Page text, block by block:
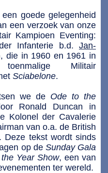
goede gelegenheid
een verzoek van onze
Kampioen Eventing:
Infanterie b.d. Jan-
die in 1960 en 1961 in
Militair
Sciabelone.
we de Ode to the
Ronald Duncan in
Kolonel der Cavalerie
van o.a. de British
Deze tekst wordt sinds
op de Sunday Gala
Year Show, een van
ter wereld.